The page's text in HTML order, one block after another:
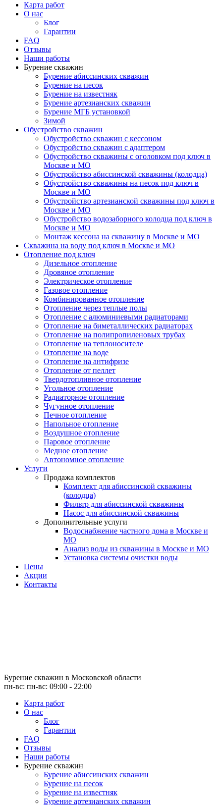
Карта работ
О нас
Блог
Гарантии
FAQ
Отзывы
Наши работы
Бурение скважин
Бурение абиссинских скважин
Бурение на песок
Бурение на известняк
Бурение артезианских скважин
Бурение МГБ установкой
Зимой
Обустройство скважин
Обустройство скважин с кессоном
Обустройство скважин с адаптером
Обустройство скважины с оголовком под ключ в
Москве и МО
Обустройство абиссинской скважины (колодца)
Обустройство скважины на песок под ключ в
Москве и МО
Обустройство артезианской скважины под ключ в
Москве и МО
Обустройство водозаборного колодца под ключ в
Москве и МО
Монтаж кессона на скважину в Москве и МО
Скважина на воду под ключ в Москве и МО
Отопление под ключ
Дизельное отопление
Дровяное отопление
Электрическое отопление
Газовое отопление
Комбинированное отопление
Отопление через теплые полы
Отопление с алюминиевыми радиаторами
Отопление на биметаллических радиаторах
Отопление на полипропиленовых трубах
Отопление на теплоносителе
Отопление на воде
Отопление на антифризе
Отопление от пеллет
Твердотопливное отопление
Угольное отопление
Радиаторное отопление
Чугунное отопление
Печное отопление
Напольное отопление
Воздушное отопление
Паровое отопление
Медное отопление
Автономное отопление
Услуги
Продажа комплектов
Комплект для абиссинской скважины
(колодца)
Фильтр для абиссинской скважины
Насос для абиссинской скважины
Дополнительные услуги
Водоснабжение частного дома в Москве и
МО
Анализ воды из скважины в Москве и МО
Установка системы очистки воды
Цены
Акции
Контакты
Бурение скважин в Московской области
пн-вс: пн-вс: 09:00 - 22:00
Карта работ
О нас
Блог
Гарантии
FAQ
Отзывы
Наши работы
Бурение скважин
Бурение абиссинских скважин
Бурение на песок
Бурение на известняк
Бурение артезианских скважин